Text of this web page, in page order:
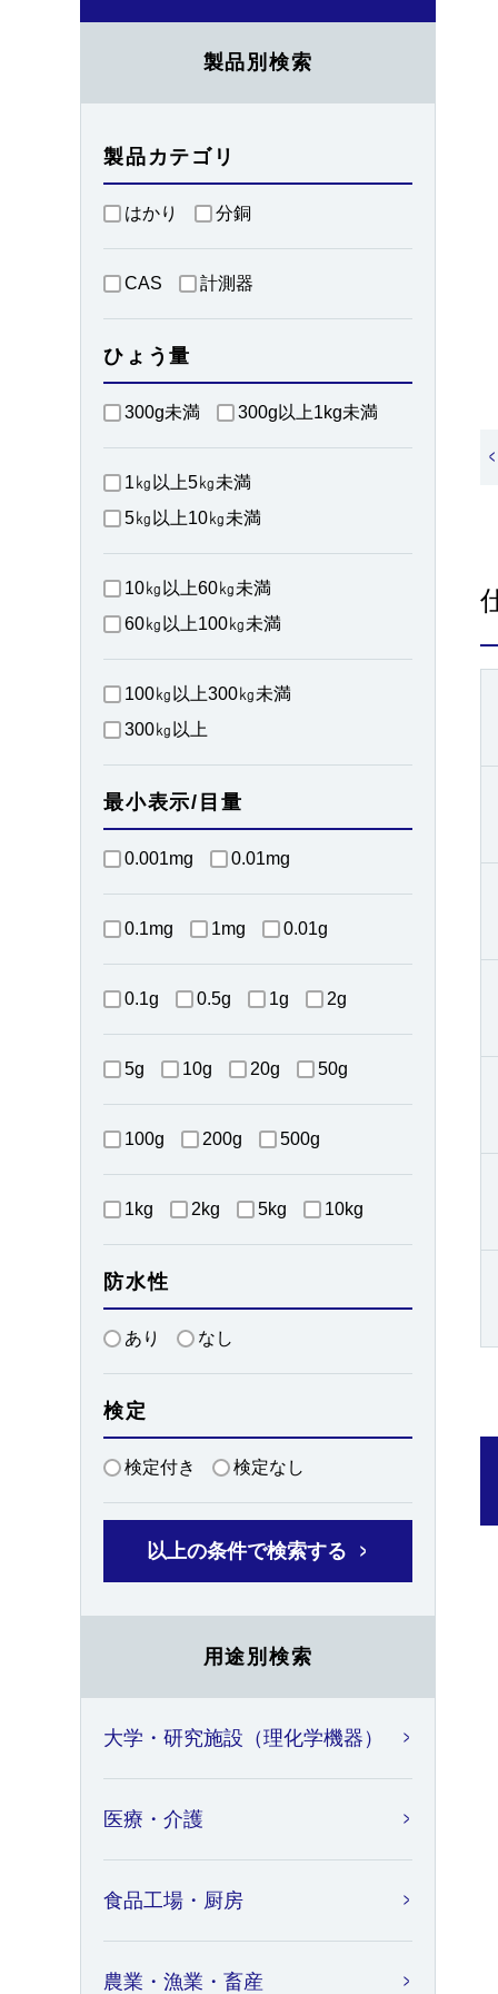
<
製品別検索
製品カテゴリ
はかり 分銅
CAS 計測器
ひょう量
300g未満 300g以上1kg未満
1㎏以上5㎏未満
5㎏以上10㎏未満
10㎏以上60㎏未満
60㎏以上100㎏未満
100㎏以上300㎏未満
300㎏以上
最小表示/目量
0.001mg 0.01mg
0.1mg 1mg 0.01g
0.1g 0.5g 1g 2g
5g 10g 20g 50g
100g 200g 500g
1kg 2kg 5kg 10kg
防水性
あり なし
検定
検定付き 検定なし
以上の条件で検索する
用途別検索
大学・研究施設（理化学機器）
医療・介護
食品工場・厨房
農業・漁業・畜産